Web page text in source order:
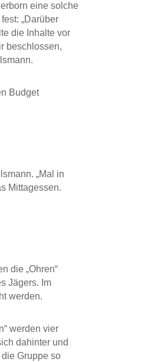
eine solche
„Darüber
die Inhalte vor
beschlossen,
Budget
„Mal in
Mittagessen.
die „Ohren“
Jägers. Im
werden.
werden vier
dahinter und
Gruppe so